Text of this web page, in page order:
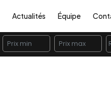
Actualités Équipe